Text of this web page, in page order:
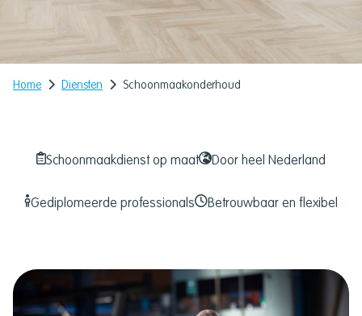
Home Diensten Schoonmaakonderhoud
Schoonmaakdienst op maat Door heel Nederland
Gediplomeerde professionals Betrouwbaar en flexibel